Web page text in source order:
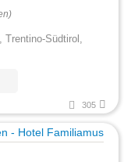
Südtirol,
305